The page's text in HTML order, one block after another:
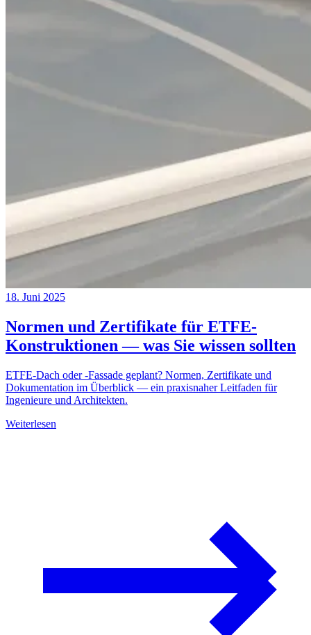
18. Juni 2025
Normen und Zertifikate für ETFE-
Konstruktionen — was Sie wissen sollten
ETFE-Dach oder -Fassade geplant? Normen, Zertifikate und
Dokumentation im Überblick — ein praxisnaher Leitfaden für
Ingenieure und Architekten.
Weiterlesen